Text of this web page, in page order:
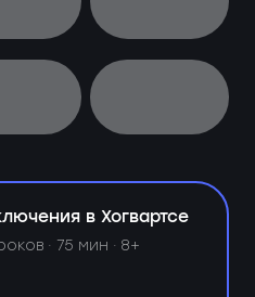
в Хогвартсе
· 75 мин · 8+